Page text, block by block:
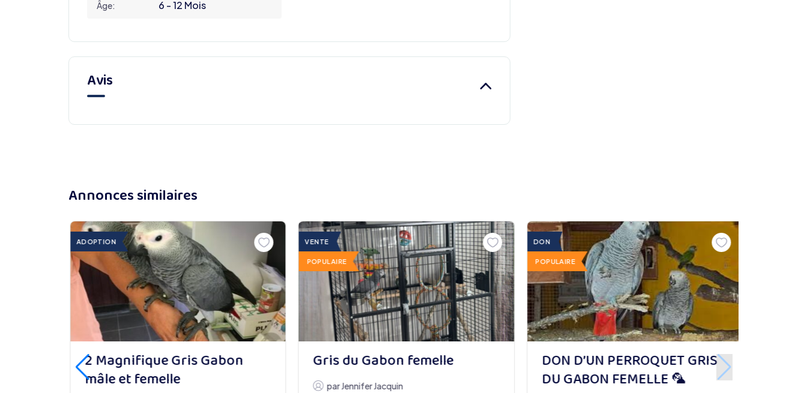
Âge: 6 - 12 Mois
Avis
Annonces similaires
ADOPTION
2 Magnifique Gris Gabon
mâle et femelle
VENTE
POPULAIRE
Gris du Gabon femelle
parJennifer Jacquin
DON
POPULAIRE
DON D’UN PERROQUET GRIS
DU GABON FEMELLE 🦜